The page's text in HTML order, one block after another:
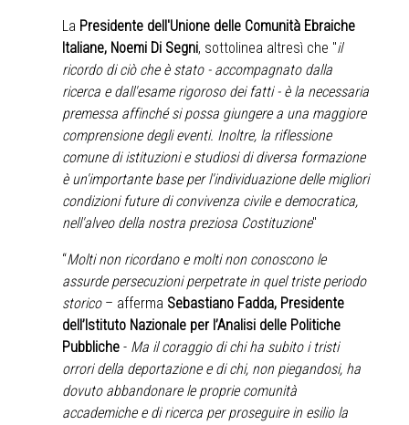
La Presidente dell'Unione delle Comunità Ebraiche
Italiane, Noemi Di Segni, sottolinea altresì che "il
ricordo di ciò che è stato - accompagnato dalla
ricerca e dall'esame rigoroso dei fatti - è la necessaria
premessa affinché si possa giungere a una maggiore
comprensione degli eventi. Inoltre, la riflessione
comune di istituzioni e studiosi di diversa formazione
è un'importante base per l'individuazione delle migliori
condizioni future di convivenza civile e democratica,
nell'alveo della nostra preziosa Costituzione"
“Molti non ricordano e molti non conoscono le
assurde persecuzioni perpetrate in quel triste periodo
storico– afferma Sebastiano Fadda, Presidente
dell’Istituto Nazionale per l’Analisi delle Politiche
Pubbliche - Ma il coraggio di chi ha subito i tristi
orrori della deportazione e di chi, non piegandosi, ha
dovuto abbandonare le proprie comunità
accademiche e di ricerca per proseguire in esilio la